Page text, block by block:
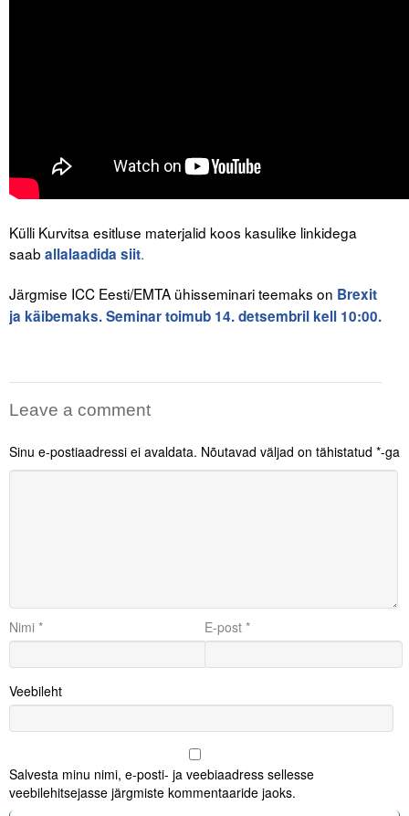
Projektid
Külli Kurvitsa esitluse materjalid koos kasulike linkidega
saab allalaadida siit.
Järgmise ICC Eesti/EMTA ühisseminari teemaks on Brexit
ja käibemaks. Seminar toimub 14. detsembril kell 10:00.
Leave a comment
Sinu e-postiaadressi ei avaldata. Nõutavad väljad on tähistatud *-ga
Nimi * E-post *
Veebileht
Salvesta minu nimi, e-posti- ja veebiaadress sellesse
veebilehitsejasse järgmiste kommentaaride jaoks.